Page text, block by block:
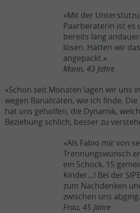
«Mit der
Paarberaterin ist es
bereits lang
lösen. Hätten wir
angepackt.»
Mann, 43 Jahre
«Schon seit Monaten lagen wir uns
wegen Banalitäten, wie ich finde. Die
hat uns geholfen, die Dynamik,
Beziehung schlich, besser zu
«Als Fabio mir von
Trennungswunsch
ein Schock. 15
Kinder…! Bei der
zum Nachdenken
zwischen uns
Frau, 45 Jahre